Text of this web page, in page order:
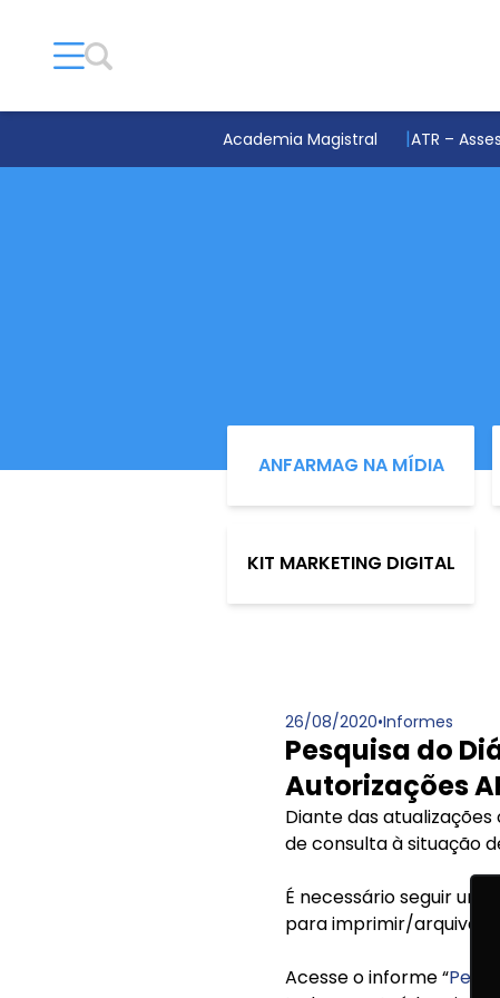
Academia Magistral ATR –
ANFARMAG NA MÍDIA
KIT MARKETING DIGITAL
26/08/2020•Informes
Pesquisa do
Autorizações
Diante das
de consulta à situação
É necessário seguir um
para imprimir/arquivar
Acesse o informe “